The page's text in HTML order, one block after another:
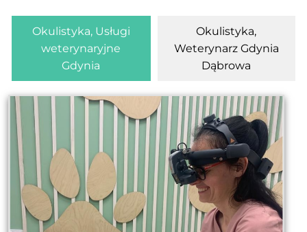
Okulistyka, Usługi
weterynaryjne
Gdynia
Okulistyka,
Weterynarz Gdynia
Dąbrowa